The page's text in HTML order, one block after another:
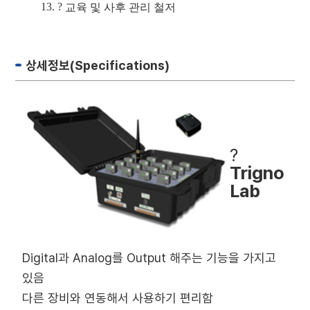
13. ? 교육 및 사후 관리 철저
상세정보(Specifications)
?
Trigno
Lab
Digital과 Analog를 Output 해주는 기능을 가지고
있음
다른 장비와 연동해서 사용하기 편리함